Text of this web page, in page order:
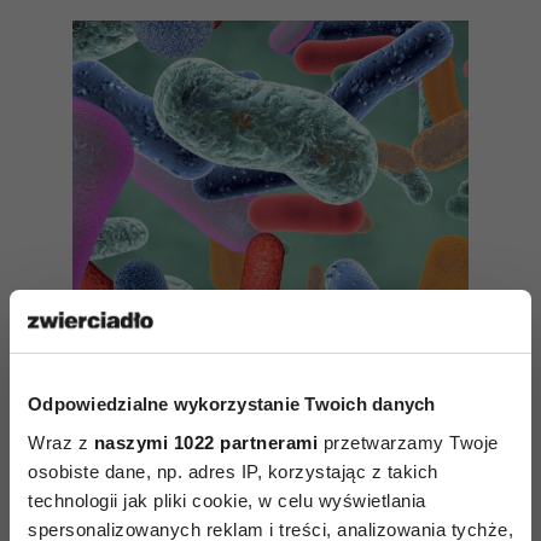
Odpowiedzialne wykorzystanie Twoich danych
Wraz z naszymi 1022 partnerami przetwarzamy Twoje
osobiste dane, np. adres IP, korzystając z takich
technologii jak pliki cookie, w celu wyświetlania
spersonalizowanych reklam i treści, analizowania tychże,
Probiotyki - bakterie jak leki